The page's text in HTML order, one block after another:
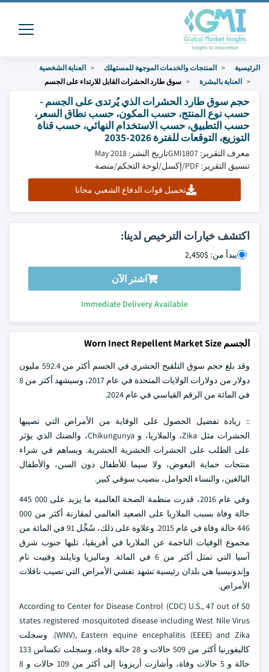
الرئيسية المنتجات والخدمات الموجهة للمستهلك
العناية الشخصية
العناية بالبشرة
سوق طارد الحشرات القابل للارتداء على الجسم
حجم سوق طارد الحشرات الذي يُرتدى على الجسم -
حسب نوع المنتج، حسب المكون، حسب نطاق السعر،
حسب التطبيق، حسب الاستخدام النهائي، حسب قناة
التوزيع، التوقعات للفترة 2026-2035
معرف التقرير: GMI1807
تاريخ النشر: May 2018
تنسيق التقرير: PDF/إكسل/لوحة التحكم/منصة
تحميل قوات الدفاع الشعبي مجانا
اكتشف خيارات الترخيص لدينا:
يبدأ من: $2,450
اشتر الآن
Immediate Delivery Available
الجسم Worn Inect Repellent Market Size
وقد بلغ حجم سوق التلقيح الحشري في الجسم أكثر من 592.4 مليون
دولار من دولارات الولايات المتحدة في عام 2017، وسيشهد أكثر من 8
في المائة من الرقم القياسي في عام 2024.
:: زيادة تفضيل الحصول على الوقاية من الأمراض التي تصيبها
الحشرات مثل Zika، والملاريا، و Chikungunya، والضنك الذي يؤثر
على الطلب على الحشرات الحشرية الحشرية. ويساهم في شراء
منتجات حماية البعوض، ولا سيما للأطفال دون السن، والأطفال
البالغين، والنساء الحوامل، بنصيب سوقي كبير.
وفي عام 2016، قدرت منظمة الصحة العالمية ما يزيد على 000 445
حالة وفاة بسبب الملاريا على الصعيد العالمي لمقارنة أكثر من 000
446 حالة وفاة في عام 2015. وعلاوة على ذلك، سُجِّل 91 في المائة من
مجموع الوفيات الناجمة عن الملاريا في أفريقيا، تليها جنوب شرق
آسيا التي تمثل أكثر من 6 في المائة. وماليزيا وتايلند وفييت نام
وإندونيسيا هي بلدان رئيسية تشهد تفشي الأمراض التي تصيب ناقلات
الأمراض.
According to Center for Disease Control (CDC) U.S., 47 out of 50
states registered mosquitoted disease including West Nile Virus
(WNV), Eastern equine encephalitis (EEEE) and Zika. وسجلت
كاليفورنيا أكثر من 509 حالات و 28 حالة وفاة، وسجلت تكساس 133
حالة و 5 حالات وفاة، وأشارت أريزونا إلى أكثر من 109 حالات و 8